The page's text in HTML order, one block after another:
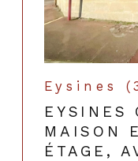
Eysines
EYSINES
MAISON
ÉTAGE,